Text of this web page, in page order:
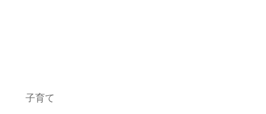
子育て